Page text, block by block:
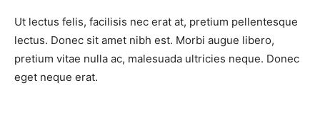
Ut lectus felis, facilisis nec erat at, pretium pellentesque
lectus. Donec sit amet nibh est. Morbi augue libero,
pretium vitae nulla ac, malesuada ultricies neque. Donec
eget neque erat.